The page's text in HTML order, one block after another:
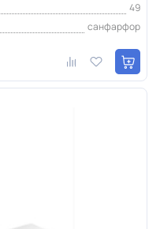
49
санфарфор